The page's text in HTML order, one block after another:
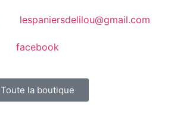
lespaniersdelilou@gmail.com
facebook
Toute la boutique